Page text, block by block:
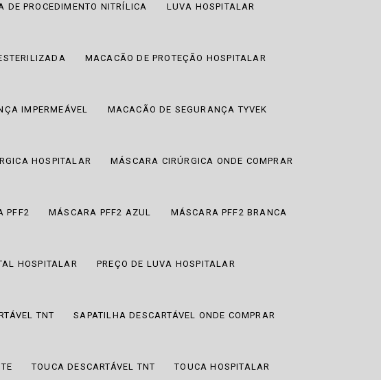
DE PROCEDIMENTO NITRÍLICA LUVA HOSPITALAR
MACACÃO DE PROTEÇÃO HOSPITALAR
IMPERMEÁVEL MACACÃO DE SEGURANÇA TYVEK
HOSPITALAR MÁSCARA CIRÚRGICA ONDE COMPRAR
PFF2 MÁSCARA PFF2 AZUL MÁSCARA PFF2 BRANCA
HOSPITALAR PREÇO DE LUVA HOSPITALAR
TNT SAPATILHA DESCARTÁVEL ONDE COMPRAR
TOUCA DESCARTÁVEL TNT TOUCA HOSPITALAR